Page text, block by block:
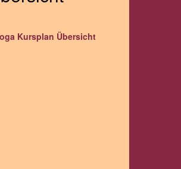
Kursplan Übersicht